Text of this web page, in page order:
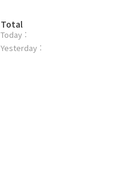
방
문
자
Total
Today :
Yesterday :